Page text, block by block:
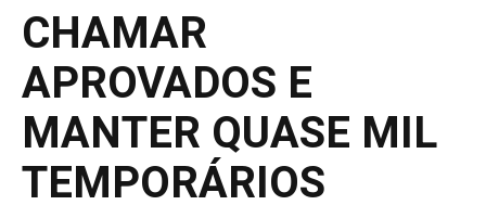
CHAMAR
APROVADOS E
MANTER QUASE MIL
TEMPORÁRIOS